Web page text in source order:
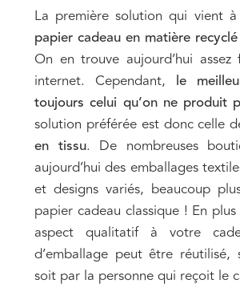
La première solution qui vient
papier cadeau en matière
On en trouve aujourd’hui assez
internet. Cependant, le
toujours celui qu’on ne produit
solution préférée est donc celle
en tissu. De nombreuses
aujourd’hui des emballages
et designs variés, beaucoup
papier cadeau classique ! En
aspect qualitatif à votre
d’emballage peut être réutilisé,
soit par la personne qui reçoit le